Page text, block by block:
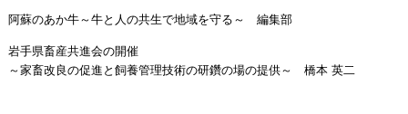
阿蘇のあか牛～牛と人の共生で地域を守る～ 編集部
岩手県畜産共進会の開催
～家畜改良の促進と飼養管理技術の研鑽の場の提供～ 橋本 英二